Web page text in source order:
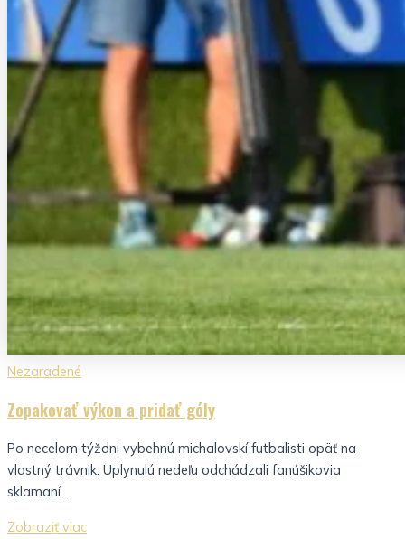
Nezaradené
Zopakovať výkon a pridať góly
Po necelom týždni vybehnú michalovskí futbalisti opäť na
vlastný trávnik. Uplynulú nedeľu odchádzali fanúšikovia
sklamaní...
Zobraziť viac